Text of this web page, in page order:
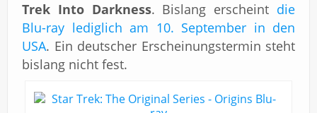
Trek Into Darkness. Bislang erscheint die
Blu-ray lediglich am 10. September in den
USA. Ein deutscher Erscheinungstermin steht
bislang nicht fest.